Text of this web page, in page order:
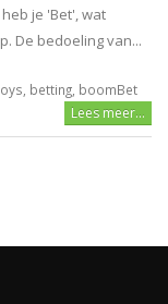
je 'Bet', wat
De bedoeling van...
betting, boomBet
Lees meer...